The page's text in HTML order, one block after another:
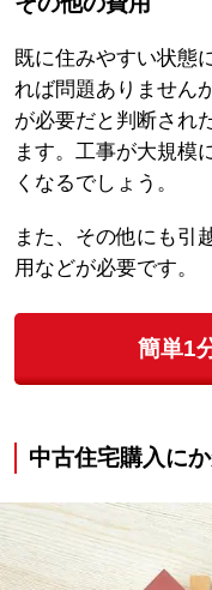
既に住みやすい状態
れば問題ありません
が必要だと判断され
ます。工事が大規模
くなるでしょう。
また、その他にも引
用などが必要です。
簡単1
中古住宅購入に